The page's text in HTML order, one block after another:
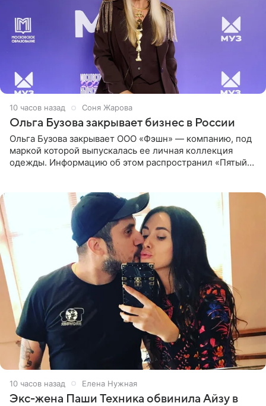
10 часов назад Соня Жарова
Ольга Бузова закрывает бизнес в России
Ольга Бузова закрывает ООО «Фэшн» — компанию, под
маркой которой выпускалась ее личная коллекция
одежды. Информацию об этом распространил «Пятый
10 часов назад Елена Нужная
Экс-жена Паши Техника обвинила Айзу в